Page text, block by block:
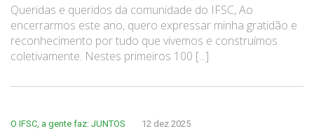
Queridas e queridos da comunidade do IFSC, Ao
encerrarmos este ano, quero expressar minha gratidão e
reconhecimento por tudo que vivemos e construímos
coletivamente. Nestes primeiros 100 [...]
O IFSC, a gente faz: JUNTOS 12 dez 2025